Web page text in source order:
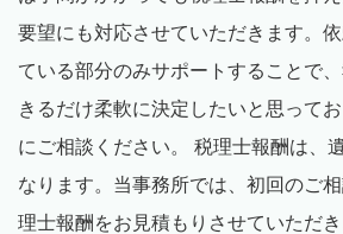
要望にも対応させていただきます。
ている部分のみサポートすることで
きるだけ柔軟に決定したいと思って
にご相談ください。 税理士報酬は、
なります。当事務所では、初回のご
理士報酬をお見積もりさせていただ